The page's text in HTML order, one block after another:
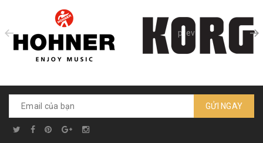
prev
GỬI NGAY